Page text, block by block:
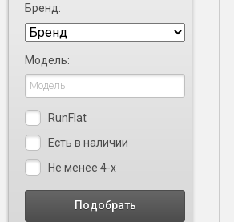
Бренд:
Модель:
RunFlat
Есть в наличии
Не менее 4-х